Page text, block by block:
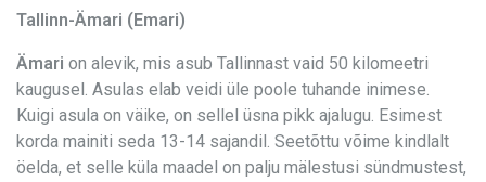
Tallinn-Ämari (Emari)
Ämari on alevik, mis asub Tallinnast vaid 50 kilomeetri
kaugusel. Asulas elab veidi üle poole tuhande inimese.
Kuigi asula on väike, on sellel üsna pikk ajalugu. Esimest
korda mainiti seda 13-14 sajandil. Seetõttu võime kindlalt
öelda, et selle küla maadel on palju mälestusi sündmustest,